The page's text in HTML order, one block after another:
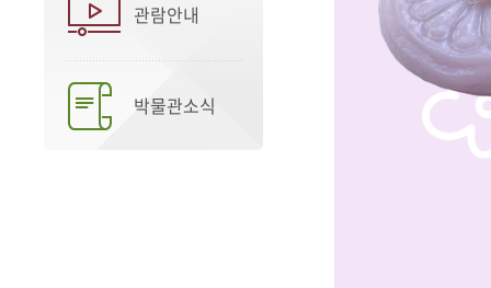
관람안내
박물관소식